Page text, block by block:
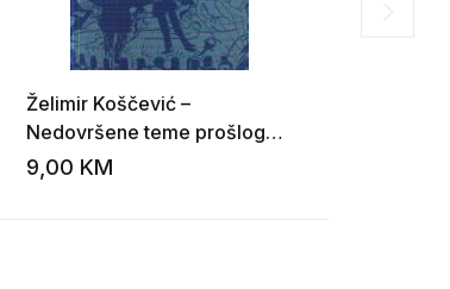
wishlist
Želimir Koščević –
Nedovršene teme prošlog
stoljeća
9,00 KM